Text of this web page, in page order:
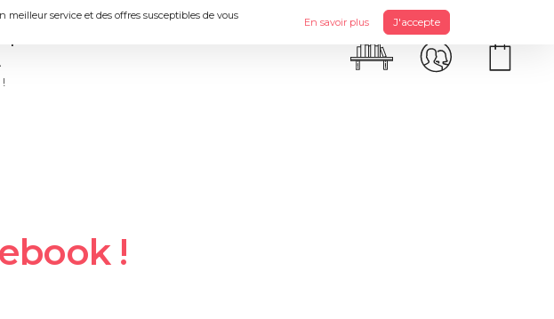
service et des offres susceptibles de vous
En savoir plus J'accepte
!